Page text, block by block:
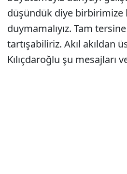
düşündük diye birbirimize
duymamalıyız. Tam
tartışabiliriz. Akıl akıldan
Kılıçdaroğlu şu mesajları